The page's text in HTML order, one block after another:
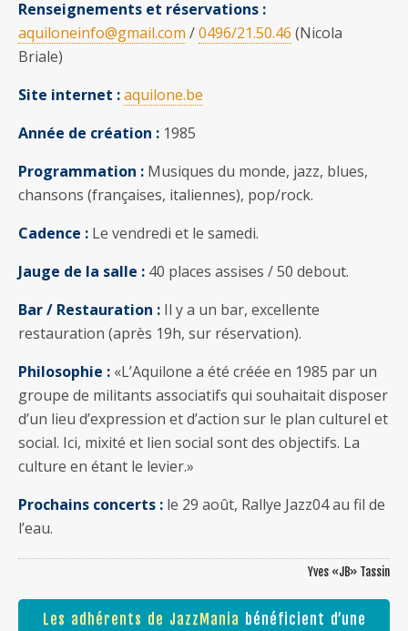
Renseignements et réservations :
aquiloneinfo@gmail.com /0496/21.50.46 (Nicola
Briale)
Site internet :aquilone.be
Année de création : 1985
Programmation : Musiques du monde, jazz, blues,
chansons (françaises, italiennes), pop/rock.
Cadence : Le vendredi et le samedi.
Jauge de la salle : 40 places assises / 50 debout.
Bar / Restauration : Il y a un bar, excellente
restauration (après 19h, sur réservation).
Philosophie : «L’Aquilone a été créée en 1985 par un
groupe de militants associatifs qui souhaitait disposer
d’un lieu d’expression et d’action sur le plan culturel et
social. Ici, mixité et lien social sont des objectifs. La
culture en étant le levier.»
Prochains concerts : le 29 août, Rallye Jazz04 au fil de
l’eau.
Yves «JB» Tassin
Les adhérents de JazzMania bénéficient d’une